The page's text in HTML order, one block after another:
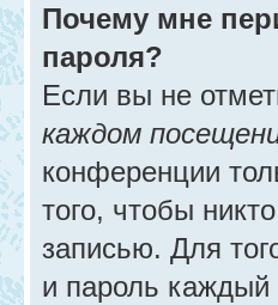
Почему мне
пароля?
Если вы не
каждом
конференции
того, чтобы
записью. Для
и пароль каждый